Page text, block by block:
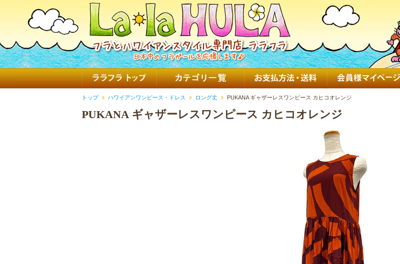
トップ ハワイアンワンピース・ドレス ロング丈 PUKANA ギャザーレスワンピース カヒコオレンジ
PUKANA ギャザーレスワンピース カヒコオレンジ